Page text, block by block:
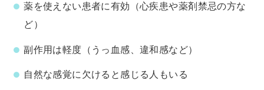
薬を使えない患者に有効（心疾患や薬剤禁忌の方な
ど）
副作用は軽度（うっ血感、違和感など）
自然な感覚に欠けると感じる人もいる